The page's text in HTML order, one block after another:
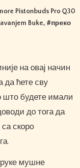
Pistonbuds Pro Q30
Buke, #преко
да ћете сву
што будете имали
до тога да
скоро
мушне